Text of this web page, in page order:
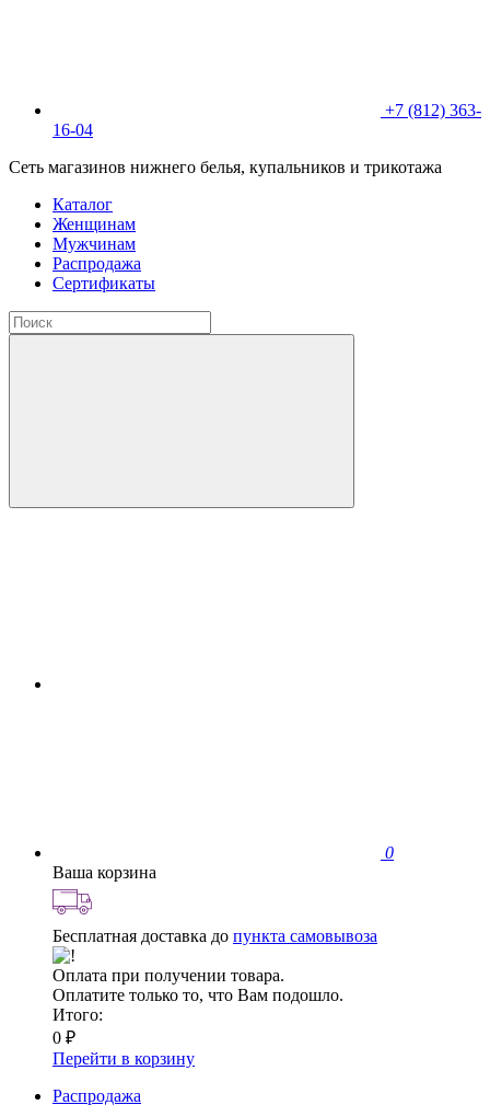
+7 (812) 363-
16-04
Сеть магазинов нижнего белья, купальников и трикотажа
Каталог
Женщинам
Мужчинам
Распродажа
Сертификаты
0
Ваша корзина
Бесплатная доставка до пункта самовывоза
Оплата при получении товара.
Оплатите только то, что Вам подошло.
Итого:
0 ₽
Перейти в корзину
Распродажа